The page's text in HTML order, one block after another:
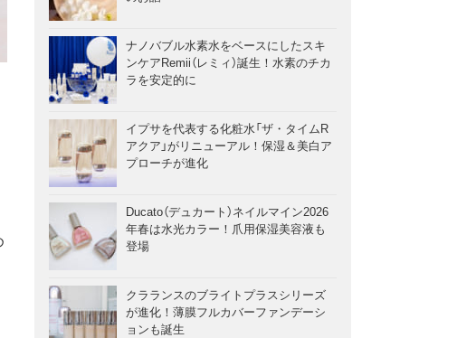
ナノバブル水素水をベースにしたスキ
ンケアRemii（レミィ）誕生！水素のチカ
ラを安定的に
イプサを代表する化粧水「ザ・タイムR
アクア」がリニューアル！保湿＆美白ア
プローチが進化
Ducato（デュカート）ネイルマイン2026
年春は水光カラー！爪用保湿美容液も
登場
クラランスのブライトプラスシリーズ
が進化！薄膜フルカバーファンデーシ
ョンも誕生